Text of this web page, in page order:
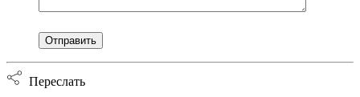
Переслать